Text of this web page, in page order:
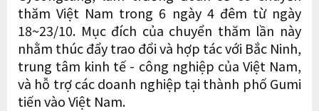
thăm Việt Nam trong 6 ngày 4 đêm từ ngày
18~23/10. Mục đích của chuyển thăm lần này
nhằm thúc đẩy trao đổi và hợp tác với Bắc Ninh,
trung tâm kinh tế - công nghiệp của Việt Nam,
và hỗ trợ các doanh nghiệp tại thành phố Gumi
tiến vào Việt Nam.